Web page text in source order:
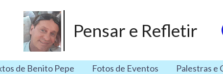
Pensar e Refletir
de Benito Pepe Fotos de Eventos Palestras e